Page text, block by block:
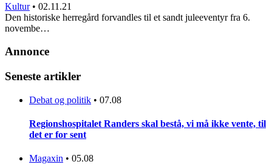
Kultur • 02.11.21
Den historiske herregård forvandles til et sandt juleeventyr fra 6.
novembe…
Annonce
Seneste artikler
Debat og politik • 07.08
Regionshospitalet Randers skal bestå, vi må ikke vente, til
det er for sent
Magaxin • 05.08